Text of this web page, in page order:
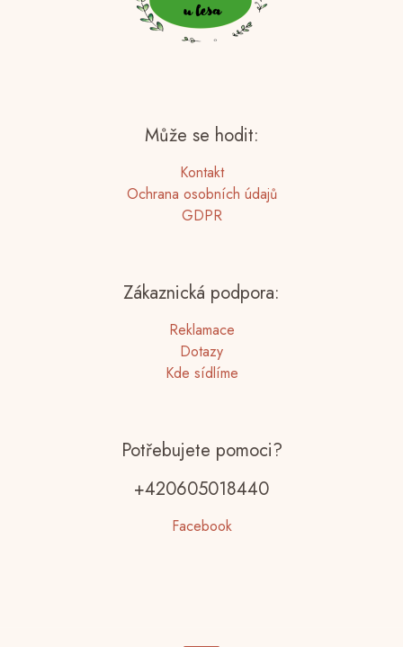
Může se hodit:
Kontakt
Ochrana osobních údajů
GDPR
Zákaznická podpora:
Reklamace
Dotazy
Kde sídlíme
Potřebujete pomoci?
+420605018440
Facebook